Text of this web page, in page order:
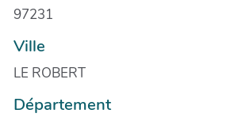
97231
Ville
LE ROBERT
Département